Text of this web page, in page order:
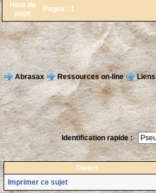
Haut de
page
Pages : 1
Abrasax Ressources on-line Liens
Identification rapide :
Divers
Imprimer ce sujet